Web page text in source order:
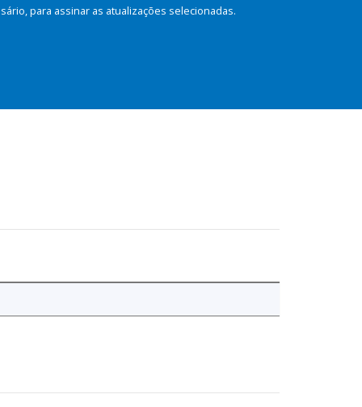
para assinar as atualizações selecionadas.